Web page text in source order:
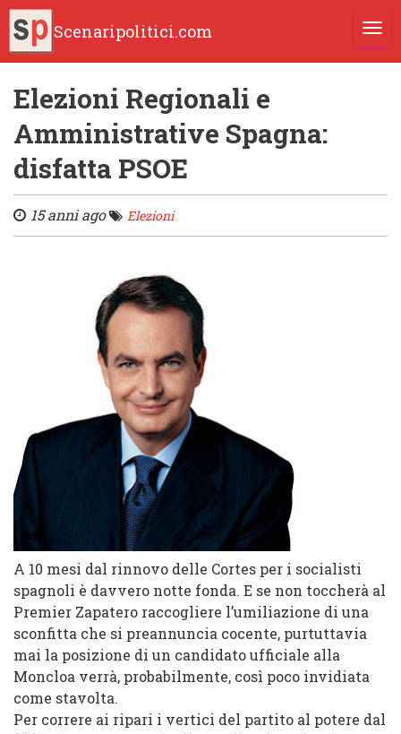
Scenaripolitici.com
Elezioni Regionali e
Amministrative Spagna:
disfatta PSOE
15 anni ago Elezioni
A 10 mesi dal rinnovo delle Cortes per i socialisti
spagnoli è davvero notte fonda. E se non toccherà al
Premier Zapatero raccogliere l’umiliazione di una
sconfitta che si preannuncia cocente, purtuttavia
mai la posizione di un candidato ufficiale alla
Moncloa verrà, probabilmente, così poco invidiata
come stavolta.
Per correre ai ripari i vertici del partito al potere dal